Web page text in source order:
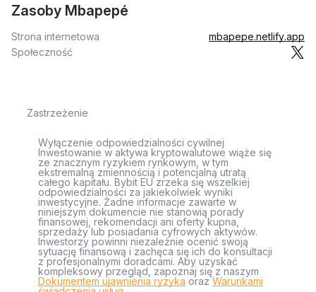
Zasoby Mbapepé
Strona internetowa
mbapepe.netlify.app
Społeczność
Zastrzeżenie
Wyłączenie odpowiedzialności cywilnej
Inwestowanie w aktywa kryptowalutowe wiąże się
ze znacznym ryzykiem rynkowym, w tym
ekstremalną zmiennością i potencjalną utratą
całego kapitału. Bybit EU zrzeka się wszelkiej
odpowiedzialności za jakiekolwiek wyniki
inwestycyjne. Żadne informacje zawarte w
niniejszym dokumencie nie stanowią porady
finansowej, rekomendacji ani oferty kupna,
sprzedaży lub posiadania cyfrowych aktywów.
Inwestorzy powinni niezależnie ocenić swoją
sytuację finansową i zachęca się ich do konsultacji
z profesjonalnymi doradcami. Aby uzyskać
kompleksowy przegląd, zapoznaj się z naszym
Dokumentem ujawnienia ryzyka orazWarunkami